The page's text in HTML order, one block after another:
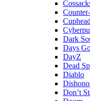
Cuphead
Dark
Days
DayZ
Dead
Diablo
Don’t